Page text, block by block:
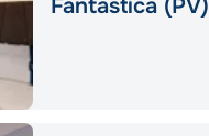
Fantastica (PV)